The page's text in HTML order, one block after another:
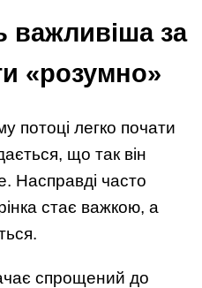
важливіша за
«розумно»
потоці легко почати
що так він
Насправді часто
стає важкою, а
спрощений до